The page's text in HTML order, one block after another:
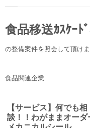
食品移送ｶｽｹｰﾄ
の整備案件を照会して頂けま
食品関連企業
【サービス】何でも相
談！！わがままオーダ